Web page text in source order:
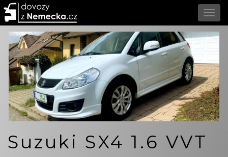
Suzuki SX4 1.6 VVT